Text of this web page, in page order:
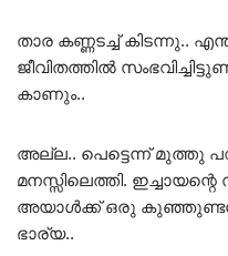
താര കണ്ണടച്ച് കിടന്നു..
ജീവിതത്തിൽ
കാണും..
അല്ല.. പെട്ടെന്ന് മുത്തു
മനസ്സിലെത്തി.
അയാൾക്ക് ഒരു
ഭാര്യ..